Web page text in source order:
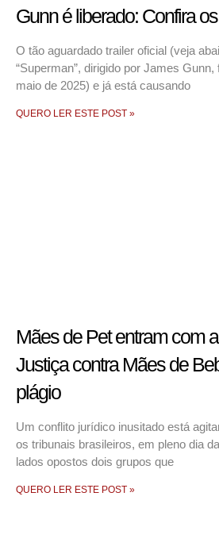
Gunn é liberado: Confira
O tão aguardado trailer oficial (veja
“Superman”, dirigido por James
maio de 2025) e já está causando
QUERO LER ESTE POST »
Mães de Pet entram com
Justiça contra Mães de
plágio
Um conflito jurídico inusitado está
os tribunais brasileiros, em pleno dia
lados opostos dois grupos que
QUERO LER ESTE POST »